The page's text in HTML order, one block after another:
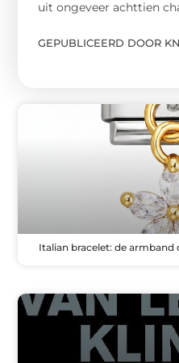
uit ongeveer achttien
GEPUBLICEERD DOOR
Italian bracelet: de armband